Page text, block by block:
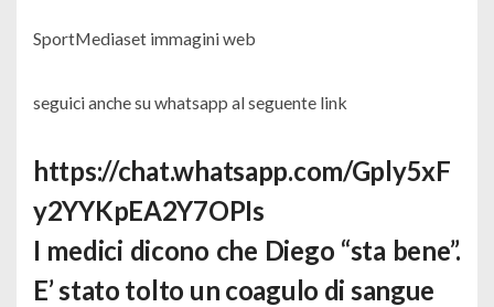
SportMediaset immagini web
seguici anche su whatsapp al seguente link
https://chat.whatsapp.com/Gply5xF
y2YYKpEA2Y7OPIs
I medici dicono che Diego “sta bene”.
E’ stato tolto un coagulo di sangue